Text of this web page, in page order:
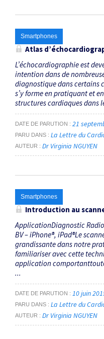
Smartphones
Atlas
L’échocardiographie est
intention dans de
diagnostique dans certains
s’y forme en pratiquant et
structures cardiaques dans
DATE DE PARUTION 21
PARU DANS La Lettre du
AUTEUR Dr Virginia NGUYEN
Smartphones
Introduction au
ApplicationDiagnostic
BV – iPhone®, iPad®Le
grandissante dans notre
familiariser avec cette
application
...
DATE DE PARUTION 10 juin
PARU DANS La Lettre du
AUTEUR Dr Virginia NGUYEN